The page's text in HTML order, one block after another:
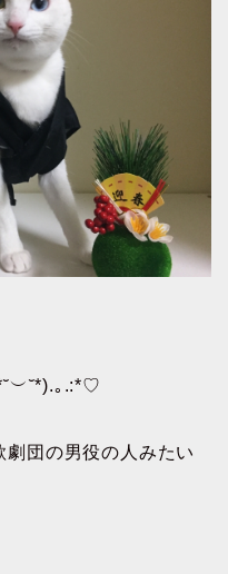
｡.:*♡
団の男役の人みたい